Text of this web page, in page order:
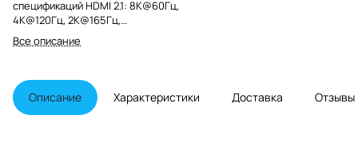
спецификаций HDMI 2.1: 8K@60Гц,
4K@120Гц, 2K@165Гц,
1080P@240Гц, 48Gbps, 3D,
HDR10+, Dolby Vision, 4:4:4, CEC,
– бескислородная медь 99,9%.
Многослойное экранирование.
Внешний слой из хлопка.
Все описание
Описание Характеристики Доставка Отзывы